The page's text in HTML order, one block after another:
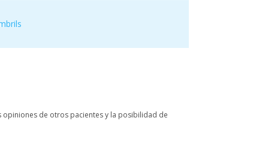
de otros pacientes y la posibilidad de